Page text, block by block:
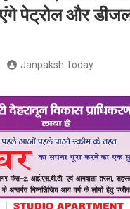
पेट्रोल और
Janpaksh Today